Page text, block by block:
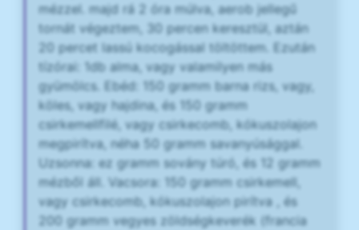
mézzel. majd rá 2 óra múlva, aerob jellegű
tornát végeztem, 30 percen keresztül, aztán
20 percet lassú kocogással töltöttem. Ezután
tízórai: 1db alma, vagy valamilyen más
gyümölcs. Ebéd: 150 gramm barna rizs, vagy,
köles, vagy hajdina, és 150 gramm
csirkemellfilé, vagy csirkecomb, kókuszolajon
megpirítva, néha 50 gramm savanyúsággal.
Uzsonna: ez gramm sovány túró, és 12 gramm
mézből áll. Vacsora: 150 gramm csirkemell,
vagy csirkecomb, kókuszolajon pirítva , és
200 gramm vegyes zöldségkeverék (francia